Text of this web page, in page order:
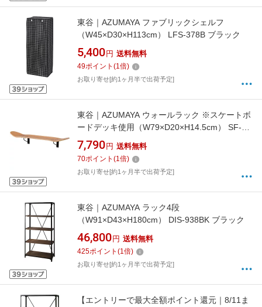
東谷｜AZUMAYA ファブリックシェルフ
（W45×D30×H113cm） LFS-378B ブラック
5,400 円 送料無料
49ポイント (1倍)
お取り寄せ[約1ヶ月半で出荷予定]
東谷｜AZUMAYA ウォールラック ※スケートボ
ードデッキ使用（W79×D20×H14.5cm） SF-
202NA ナチュラル
7,790 円 送料無料
70ポイント (1倍)
お取り寄せ[約1ヶ月半で出荷予定]
東谷｜AZUMAYA ラック4段
（W91×D43×H180cm） DIS-938BK ブラック
46,800 円 送料無料
425ポイント (1倍)
お取り寄せ[約1ヶ月半で出荷予定]
【エントリーで最大全額ポイント還元｜8/11ま